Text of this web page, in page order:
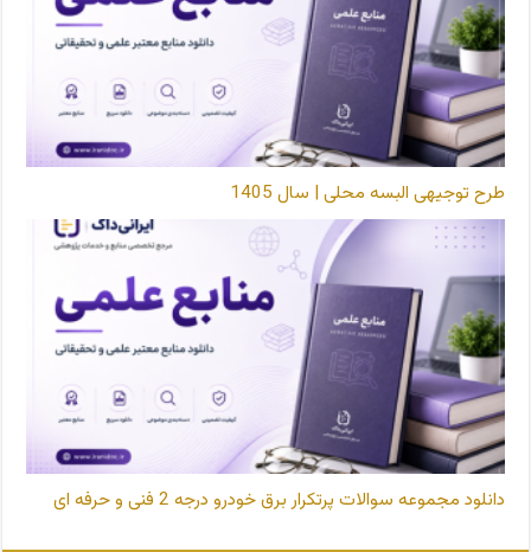
طرح توجیهی البسه محلی | سال 1405
دانلود مجموعه سوالات پرتکرار برق خودرو درجه 2 فنی و حرفه ای